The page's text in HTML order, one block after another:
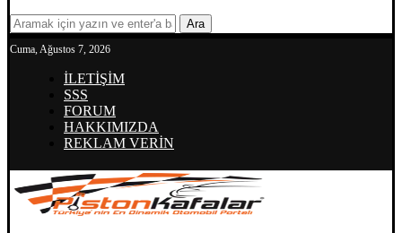
Ara
Cuma, Ağustos 7, 2026
İLETİŞİM
SSS
FORUM
HAKKIMIZDA
REKLAM VERİN